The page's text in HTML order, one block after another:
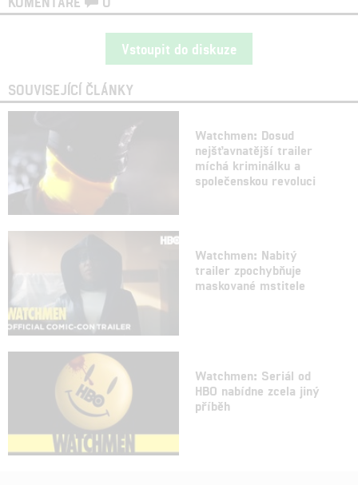
Vstoupit do diskuze
SOUVISEJÍCÍ ČLÁNKY
Watchmen: Dosud
nejšťavnatější trailer
míchá kriminálku a
společenskou revoluci
Watchmen: Nabitý
trailer zpochybňuje
maskované mstitele
Watchmen: Seriál od
HBO nabídne zcela jiný
příběh